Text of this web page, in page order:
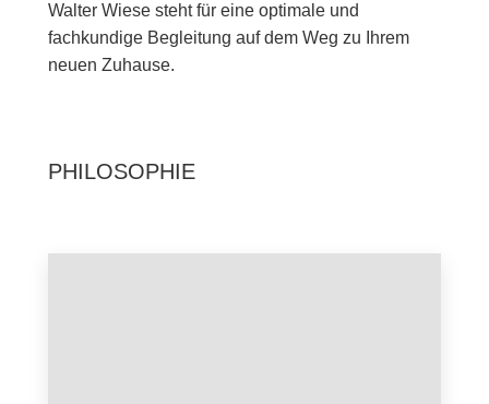
Walter Wiese steht für eine optimale und
fachkundige Begleitung auf dem Weg zu Ihrem
neuen Zuhause.
PHILOSOPHIE